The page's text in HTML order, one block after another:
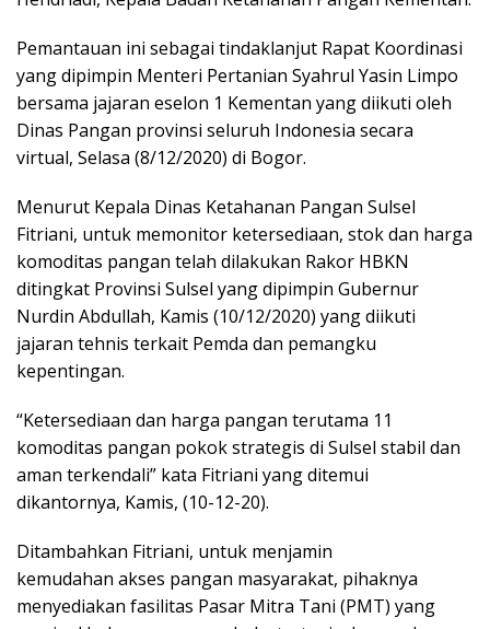
Pemantauan ini sebagai tindaklanjut Rapat Koordinasi
yang dipimpin Menteri Pertanian Syahrul Yasin Limpo
bersama jajaran eselon 1 Kementan yang diikuti oleh
Dinas Pangan provinsi seluruh Indonesia secara
virtual, Selasa (8/12/2020) di Bogor.
Menurut Kepala Dinas Ketahanan Pangan Sulsel
Fitriani, untuk memonitor ketersediaan, stok dan harga
komoditas pangan telah dilakukan Rakor HBKN
ditingkat Provinsi Sulsel yang dipimpin Gubernur
Nurdin Abdullah, Kamis (10/12/2020) yang diikuti
jajaran tehnis terkait Pemda dan pemangku
kepentingan.
“Ketersediaan dan harga pangan terutama 11
komoditas pangan pokok strategis di Sulsel stabil dan
aman terkendali” kata Fitriani yang ditemui
dikantornya, Kamis, (10-12-20).
Ditambahkan Fitriani, untuk menjamin
kemudahan akses pangan masyarakat, pihaknya
menyediakan fasilitas Pasar Mitra Tani (PMT) yang